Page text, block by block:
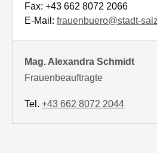
Fax: +43 662 8072 2066
E-Mail:frauenbuero@stadt-
Mag. Alexandra Schmidt
Frauenbeauftragte
Tel.+43 662 8072 2044